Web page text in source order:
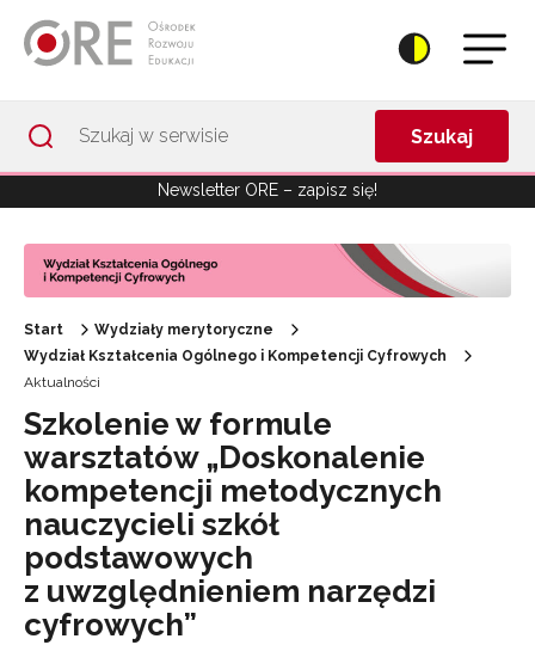
Szukaj
Newsletter ORE – zapisz się!
Start
Wydziały merytoryczne
Wydział Kształcenia Ogólnego i Kompetencji Cyfrowych
Aktualności
Szkolenie w formule
warsztatów „Doskonalenie
kompetencji metodycznych
nauczycieli szkół
podstawowych
z uwzględnieniem narzędzi
cyfrowych”